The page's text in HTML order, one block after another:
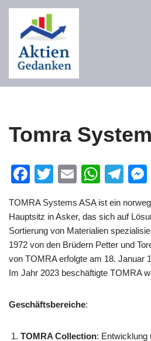
Zum
Inhalt
springen
Tomra
Facebook
Twitter
Email
TOMRA Systems ASA ist ein
Hauptsitz in Asker, das sich auf
Sortierung von Materialien
1972 von den Brüdern Petter und
von TOMRA erfolgte am 18. Januar
Im Jahr 2023 beschäftigte TOMRA
Geschäftsbereiche:
TOMRA Collection: Entwicklung